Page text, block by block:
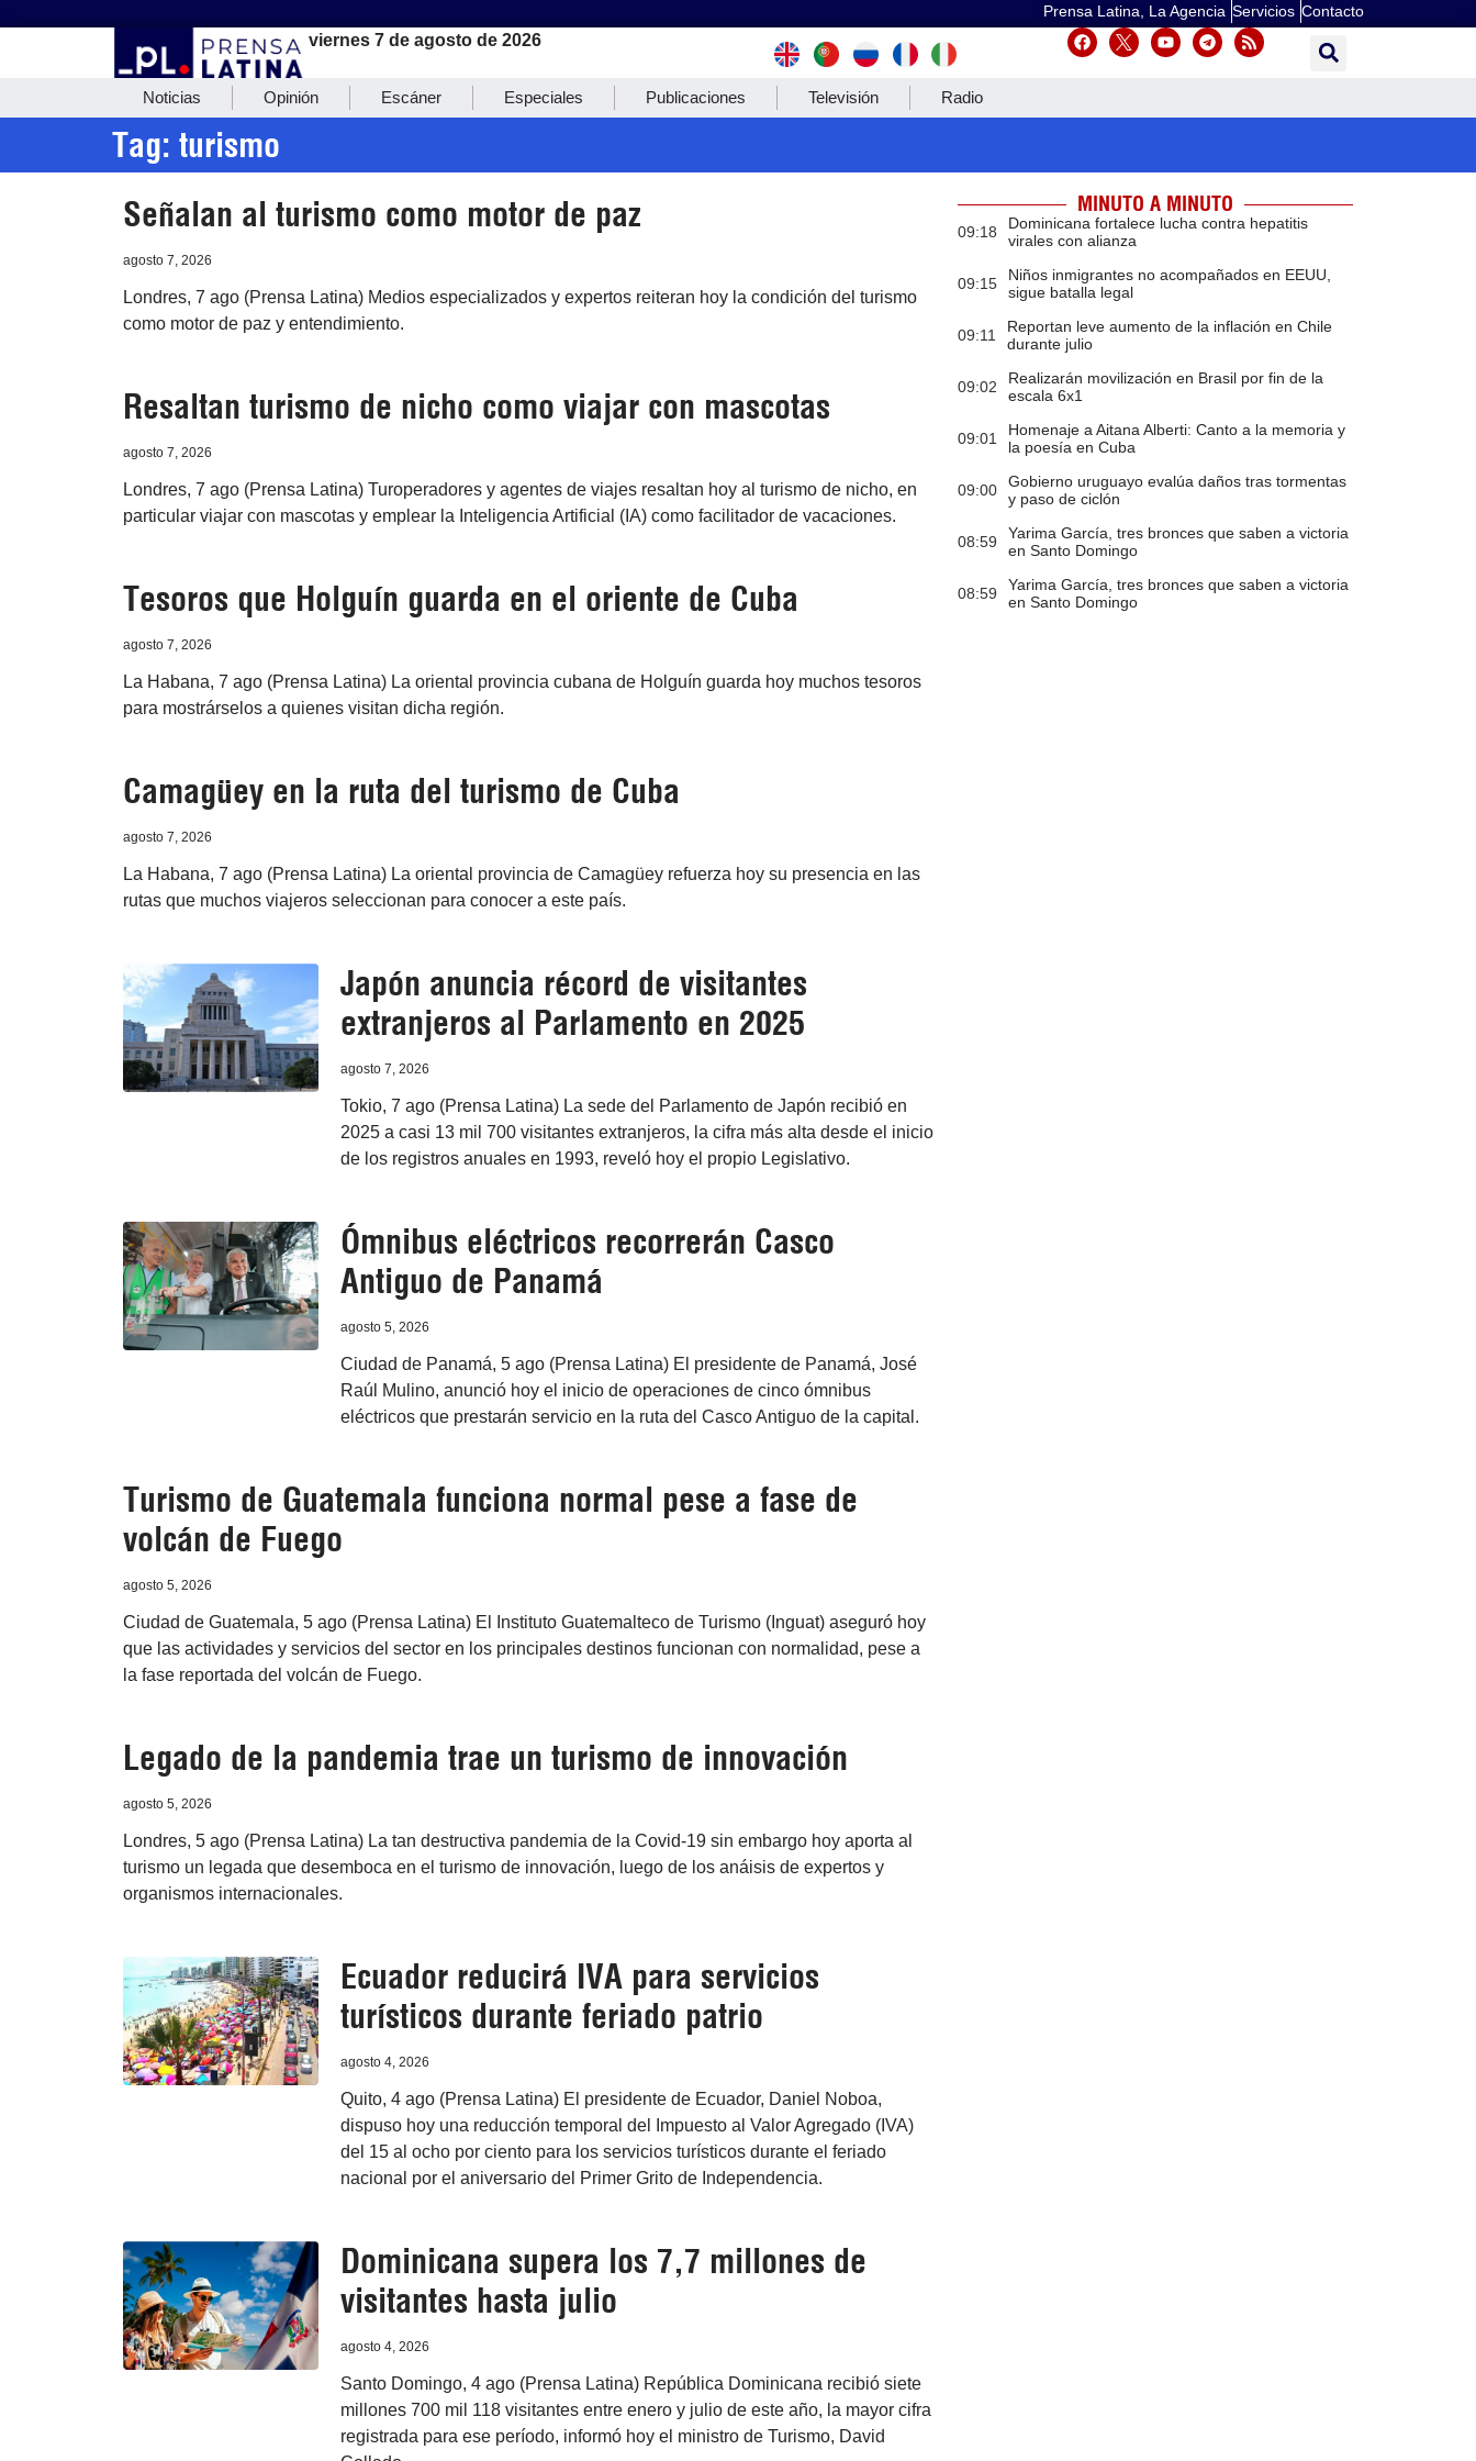
Prensa Latina, La Agencia Servicios Contacto
viernes 7 de agosto de 2026
Noticias Opinión Escáner Especiales Publicaciones Televisión Radio
Tag: turismo
Señalan al turismo como motor de paz
agosto 7, 2026
Londres, 7 ago (Prensa Latina) Medios especializados y expertos reiteran hoy la condición del turismo
como motor de paz y entendimiento.
Resaltan turismo de nicho como viajar con mascotas
agosto 7, 2026
Londres, 7 ago (Prensa Latina) Turoperadores y agentes de viajes resaltan hoy al turismo de nicho, en
particular viajar con mascotas y emplear la Inteligencia Artificial (IA) como facilitador de vacaciones.
Tesoros que Holguín guarda en el oriente de Cuba
agosto 7, 2026
La Habana, 7 ago (Prensa Latina) La oriental provincia cubana de Holguín guarda hoy muchos tesoros
para mostrárselos a quienes visitan dicha región.
Camagüey en la ruta del turismo de Cuba
agosto 7, 2026
La Habana, 7 ago (Prensa Latina) La oriental provincia de Camagüey refuerza hoy su presencia en las
rutas que muchos viajeros seleccionan para conocer a este país.
Japón anuncia récord de visitantes
extranjeros al Parlamento en 2025
agosto 7, 2026
Tokio, 7 ago (Prensa Latina) La sede del Parlamento de Japón recibió en
2025 a casi 13 mil 700 visitantes extranjeros, la cifra más alta desde el inicio
de los registros anuales en 1993, reveló hoy el propio Legislativo.
Ómnibus eléctricos recorrerán Casco
Antiguo de Panamá
agosto 5, 2026
Ciudad de Panamá, 5 ago (Prensa Latina) El presidente de Panamá, José
Raúl Mulino, anunció hoy el inicio de operaciones de cinco ómnibus
eléctricos que prestarán servicio en la ruta del Casco Antiguo de la capital.
Turismo de Guatemala funciona normal pese a fase de
volcán de Fuego
agosto 5, 2026
Ciudad de Guatemala, 5 ago (Prensa Latina) El Instituto Guatemalteco de Turismo (Inguat) aseguró hoy
que las actividades y servicios del sector en los principales destinos funcionan con normalidad, pese a
la fase reportada del volcán de Fuego.
Legado de la pandemia trae un turismo de innovación
agosto 5, 2026
Londres, 5 ago (Prensa Latina) La tan destructiva pandemia de la Covid-19 sin embargo hoy aporta al
turismo un legada que desemboca en el turismo de innovación, luego de los anáisis de expertos y
organismos internacionales.
Ecuador reducirá IVA para servicios
turísticos durante feriado patrio
agosto 4, 2026
Quito, 4 ago (Prensa Latina) El presidente de Ecuador, Daniel Noboa,
dispuso hoy una reducción temporal del Impuesto al Valor Agregado (IVA)
del 15 al ocho por ciento para los servicios turísticos durante el feriado
nacional por el aniversario del Primer Grito de Independencia.
Dominicana supera los 7,7 millones de
visitantes hasta julio
agosto 4, 2026
Santo Domingo, 4 ago (Prensa Latina) República Dominicana recibió siete
millones 700 mil 118 visitantes entre enero y julio de este año, la mayor cifra
registrada para ese período, informó hoy el ministro de Turismo, David
MINUTO A MINUTO
09:18
Dominicana fortalece lucha contra hepatitis
virales con alianza
09:15
Niños inmigrantes no acompañados en EEUU,
sigue batalla legal
09:11
Reportan leve aumento de la inflación en Chile
durante julio
09:02
Realizarán movilización en Brasil por fin de la
escala 6x1
09:01
Homenaje a Aitana Alberti: Canto a la memoria y
la poesía en Cuba
09:00
Gobierno uruguayo evalúa daños tras tormentas
y paso de ciclón
08:59
Yarima García, tres bronces que saben a victoria
en Santo Domingo
08:59
Yarima García, tres bronces que saben a victoria
en Santo Domingo